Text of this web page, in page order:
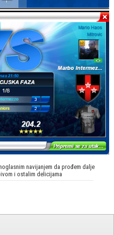
navijanjem da prođem dalje
i ostalim delicijama